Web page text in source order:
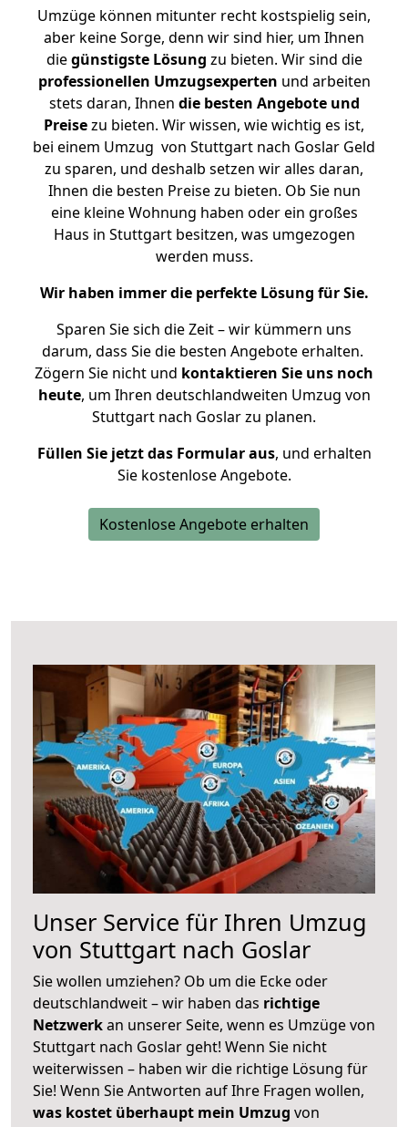
Umzüge können mitunter recht kostspielig sein,
aber keine Sorge, denn wir sind hier, um Ihnen
diegünstigste Lösung zu bieten. Wir sind die
professionellen Umzugsexperten und arbeiten
stets daran, Ihnen die besten Angebote und
Preisezu bieten. Wir wissen, wie wichtig es ist,
bei einem Umzug von Stuttgart nach Goslar Geld
zu sparen, und deshalb setzen wir alles daran,
Ihnen die besten Preise zu bieten. Ob Sie nun
eine kleine Wohnung haben oder ein großes
Haus in Stuttgart besitzen, was umgezogen
werden muss.
Wir haben immer die perfekte Lösung für Sie.
Sparen Sie sich die Zeit – wir kümmern uns
darum, dass Sie die besten Angebote erhalten.
Zögern Sie nicht und kontaktieren Sie uns noch
heute, um Ihren deutschlandweiten Umzug von
Stuttgart nach Goslar zu planen.
Füllen Sie jetzt das Formular aus, und erhalten
Sie kostenlose Angebote.
Kostenlose Angebote erhalten
Unser Service für Ihren Umzug
von Stuttgart nach Goslar
Sie wollen umziehen? Ob um die Ecke oder
deutschlandweit – wir haben das richtige
Netzwerkan unserer Seite, wenn es Umzüge von
Stuttgart nach Goslar geht! Wenn Sie nicht
weiterwissen – haben wir die richtige Lösung für
Sie! Wenn Sie Antworten auf Ihre Fragen wollen,
was kostet überhaupt mein Umzug von